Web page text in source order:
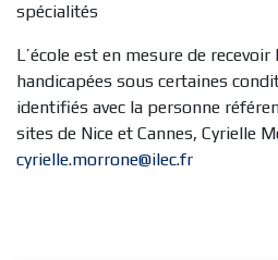
spécialités
L’école est en mesure de
handicapées sous certaines
identifiés avec la personne
sites de Nice et Cannes, Cyrielle
cyrielle.morrone@ilec.fr